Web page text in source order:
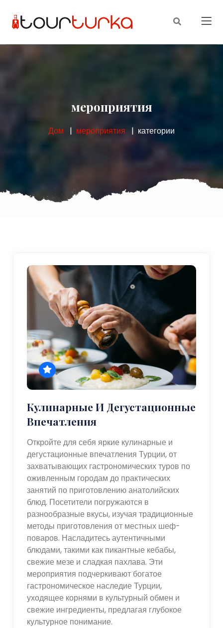
мероприятия
Дом мероприятия категории
Кулинарные И Дегустационные
Впечатления
Откройте для себя яркие кулинарные и
дегустационные впечатления Турции, от
захватывающих гастрономических туров по
оживленным городам до практических
занятий по приготовлению анатолийских
блюд. Посетители погружаются в
разнообразные вкусы, изучая традиционные
методы приготовления от местных шеф-
поваров. Насладитесь аутентичными
блюдами, такими как пикантные кебабы,
свежие мезе и сладкая пахлава. Эти
мероприятия подчеркивают богатое
гастрономическое наследие Турции,
уходящее корнями в культурный обмен и
свежие ингредиенты, предлагая глубокое
культурное понимание.